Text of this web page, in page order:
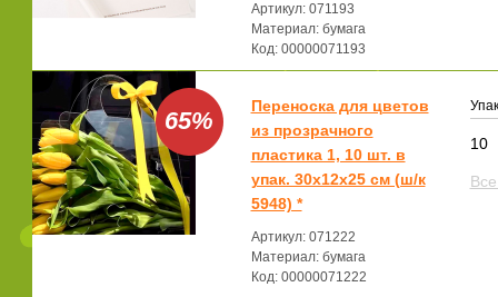
Артикул: 071193
Материал: бумага
Код: 00000071193
65%
Переноска для цветов
из прозрачного
пластика 1, 10 шт. в
упак. 30x12x25 см (ш/к
5948) *
Артикул: 071222
Материал: бумага
Код: 00000071222
10